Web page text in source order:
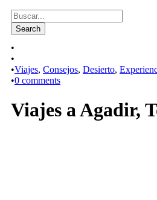
•
•
•Viajes, Consejos, Desierto,
•0 comments
Viajes a Agadir,